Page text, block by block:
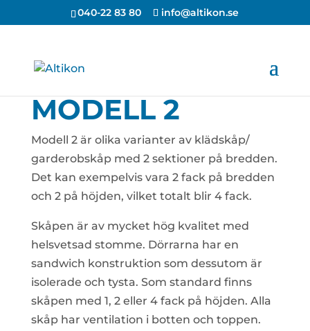
040-22 83 80 info@altikon.se
MODELL 2
Modell 2 är olika varianter av klädskåp/
garderobskåp med 2 sektioner på bredden.
Det kan exempelvis vara 2 fack på bredden
och 2 på höjden, vilket totalt blir 4 fack.
Skåpen är av mycket hög kvalitet med
helsvetsad stomme. Dörrarna har en
sandwich konstruktion som dessutom är
isolerade och tysta. Som standard finns
skåpen med 1, 2 eller 4 fack på höjden. Alla
skåp har ventilation i botten och toppen.